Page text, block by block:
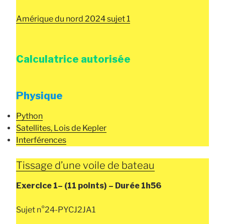
Amérique du nord 2024 sujet 1
Calculatrice autorisée
Physique
Python
Satellites, Lois de Kepler
Interférences
Tissage d’une voile de bateau
Exercice 1– (11 points) – Durée 1h56
Sujet n°24-PYCJ2JA1